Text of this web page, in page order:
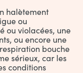
halètement
ou
ou violacées, une
ou encore une
bouche
sérieux, car les
conditions